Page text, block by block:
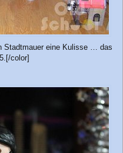
Stadtmauer eine Kulisse … das
color]